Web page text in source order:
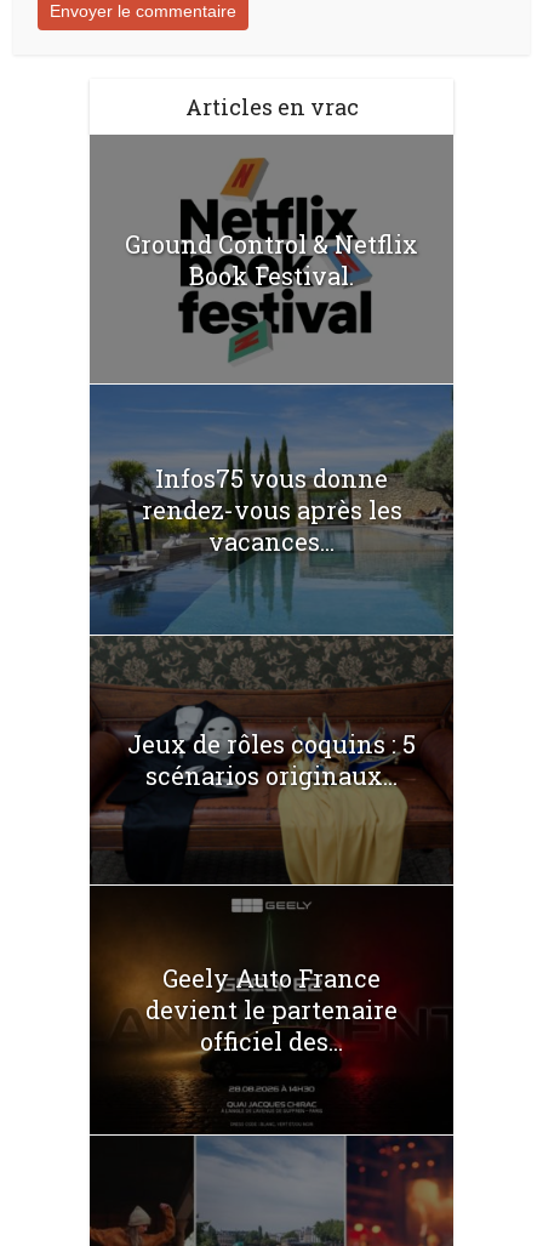
Articles en vrac
Ground Control & Netflix
Book Festival.
Infos75 vous donne
rendez-vous après les
vacances...
Jeux de rôles coquins : 5
scénarios originaux...
Geely Auto France
devient le partenaire
officiel des...